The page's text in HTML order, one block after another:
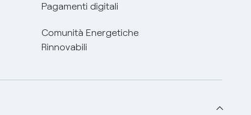
Pagamenti digitali
Comunità Energetiche
Rinnovabili